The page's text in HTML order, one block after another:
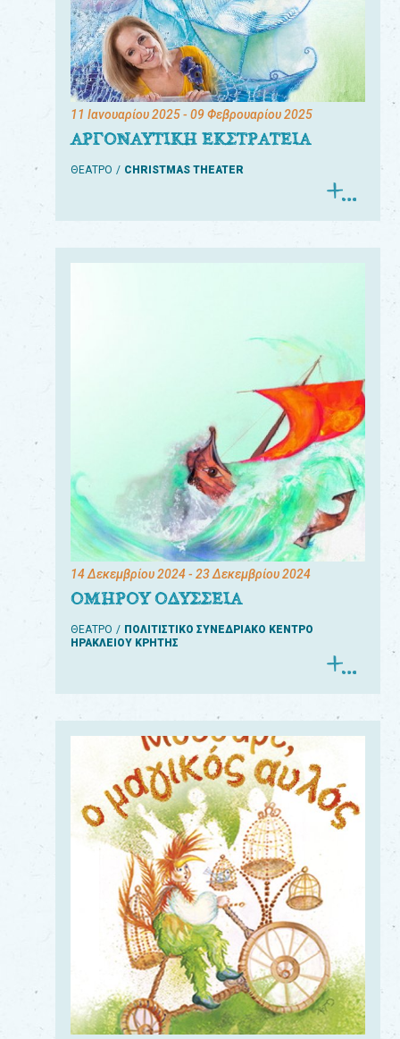
11 Ιανουαρίου 2025- 09 Φεβρουαρίου 2025
ΑΡΓΟΝΑΥΤΙΚΗ ΕΚΣΤΡΑΤΕΙΑ
ΘΕΑΤΡΟ CHRISTMAS THEATER
14 Δεκεμβρίου 2024- 23 Δεκεμβρίου 2024
ΟΜΗΡΟΥ ΟΔΥΣΣΕΙΑ
ΘΕΑΤΡΟ
ΠΟΛΙΤΙΣΤΙΚΟ ΣΥΝΕΔΡΙΑΚΟ ΚΕΝΤΡΟ
ΗΡΑΚΛΕΙΟΥ ΚΡΗΤΗΣ